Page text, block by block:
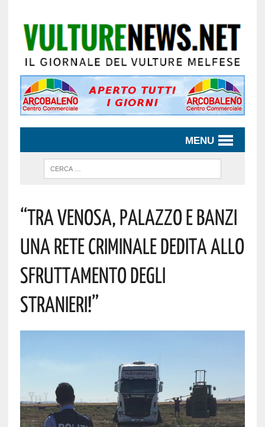
MENU
“TRA VENOSA, PALAZZO E BANZI
UNA RETE CRIMINALE DEDITA ALLO
SFRUTTAMENTO DEGLI
STRANIERI!”